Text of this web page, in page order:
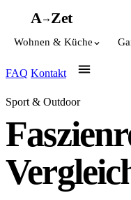
A→Zet
Wohnen & Küche
FAQ Kontakt
Sport & Outdoor